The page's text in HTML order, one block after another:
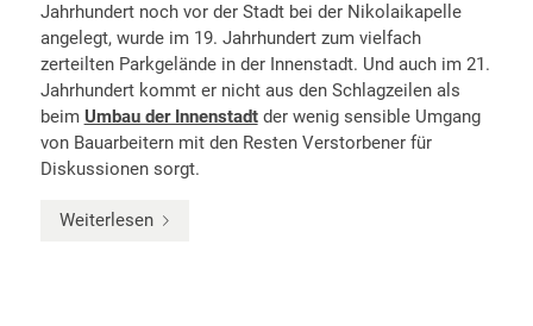
Jahrhundert noch vor der Stadt bei der Nikolaikapelle
angelegt, wurde im 19. Jahrhundert zum vielfach
zerteilten Parkgelände in der Innenstadt. Und auch im 21.
Jahrhundert kommt er nicht aus den Schlagzeilen als
beim Umbau der Innenstadtder wenig sensible Umgang
von Bauarbeitern mit den Resten Verstorbener für
Diskussionen sorgt.
Weiterlesen